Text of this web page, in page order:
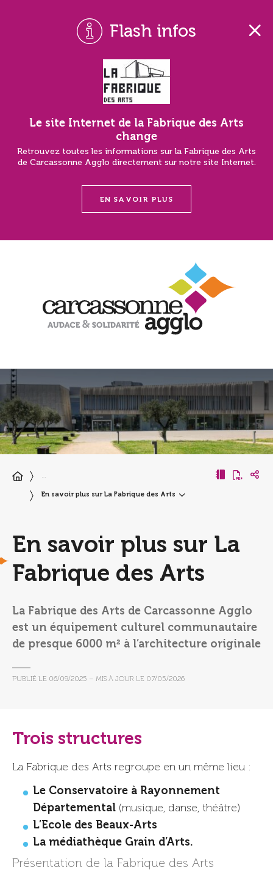
Flash infos
Le site Internet de la Fabrique des Arts
change
Retrouvez toutes les informations sur la Fabrique des Arts
de Carcassonne Agglo directement sur notre site Internet.
EN SAVOIR PLUS
…
En savoir plus sur La Fabrique des Arts
En savoir plus sur La
Fabrique des Arts
La Fabrique des Arts de Carcassonne Agglo
est un équipement culturel communautaire
de presque 6000 m² à l’architecture originale
PUBLIÉ LE 06/09/2025 – MIS À JOUR LE 07/05/2026
Trois structures
La Fabrique des Arts regroupe en un même lieu :
Le Conservatoire à Rayonnement
Départemental (musique, danse, théâtre)
L’Ecole des Beaux-Arts
La médiathèque Grain d’Arts.
Présentation de la Fabrique des Arts